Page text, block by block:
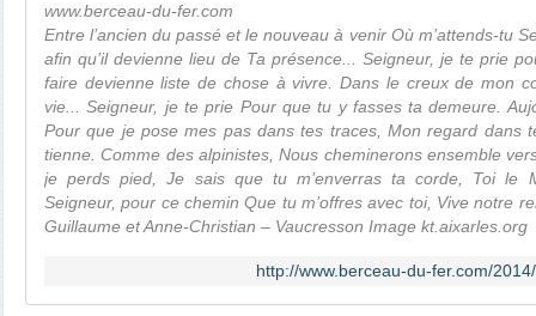
www.berceau-du-fer.com
Entre l’ancien du passé et le nouveau à venir Où m’attends-tu
afin qu’il devienne lieu de Ta présence... Seigneur, je te prie
faire devienne liste de chose à vivre. Dans le creux de mon
vie... Seigneur, je te prie Pour que tu y fasses ta demeure.
Pour que je pose mes pas dans tes traces, Mon regard dans
tienne. Comme des alpinistes, Nous cheminerons ensemble
je perds pied, Je sais que tu m’enverras ta corde, Toi le
Seigneur, pour ce chemin Que tu m’offres avec toi, Vive notre
Guillaume et Anne-Christian – Vaucresson Image kt.aixarles.org
http://www.berceau-du-fer.com/